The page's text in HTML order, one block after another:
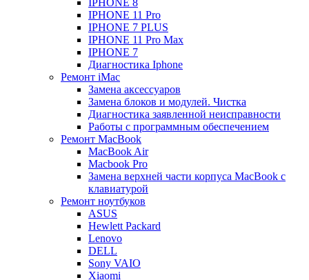
IPHONE 8
IPHONE 11 Pro
IPHONE 7 PLUS
IPHONE 11 Pro Max
IPHONE 7
Диагностика Iphone
Ремонт iMac
Замена аксессуаров
Замена блоков и модулей. Чистка
Диагностика заявленной неисправности
Работы с программным обеспечением
Ремонт MacBook
MacBook Air
Macbook Pro
Замена верхней части корпуса MacBook с
клавиатурой
Ремонт ноутбуков
ASUS
Hewlett Packard
Lenovo
DELL
Sony VAIO
Xiaomi